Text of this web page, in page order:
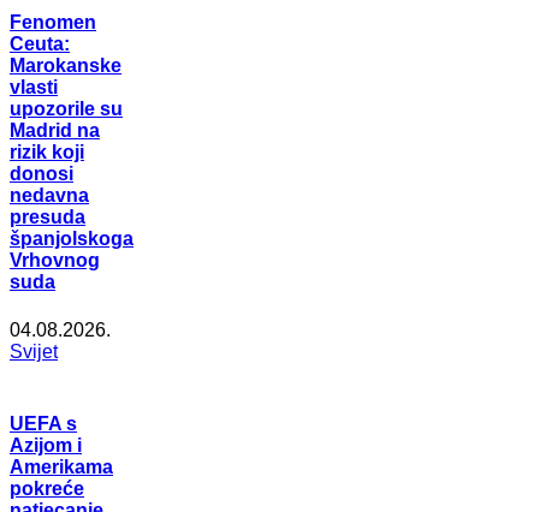
Fenomen
Ceuta:
Marokanske
vlasti
upozorile su
Madrid na
rizik koji
donosi
nedavna
presuda
španjolskoga
Vrhovnog
suda
04.08.2026.
Svijet
UEFA s
Azijom i
Amerikama
pokreće